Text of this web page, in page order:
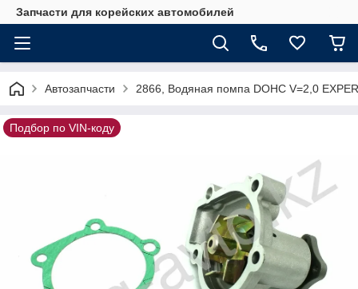
Запчасти для корейских автомобилей
Автозапчасти 2866, Водяная помпа DOHC V=2,0
Подбор по VIN-коду